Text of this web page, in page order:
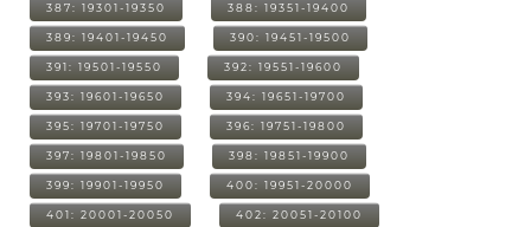
387: 19301-19350 388: 19351-19400
389: 19401-19450 390: 19451-19500
391: 19501-19550 392: 19551-19600
393: 19601-19650 394: 19651-19700
395: 19701-19750 396: 19751-19800
397: 19801-19850 398: 19851-19900
399: 19901-19950 400: 19951-20000
401: 20001-20050 402: 20051-20100